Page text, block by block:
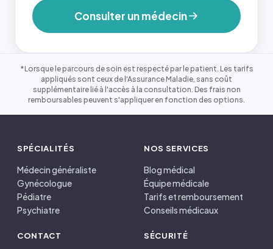
Consulter un médecin
*Lorsque le parcours de soin est respecté par le patient. Les tarifs
appliqués sont ceux de l'Assurance Maladie, sans coût
supplémentaire lié à l'accès à la consultation. Des frais non
remboursables peuvent s'appliquer en fonction des options.
SPÉCIALITÉS
Médecin généraliste
Gynécologue
Pédiatre
Psychiatre
NOS SERVICES
Blog médical
Équipe médicale
Tarifs et remboursement
Conseils médicaux
CONTACT SÉCURITÉ